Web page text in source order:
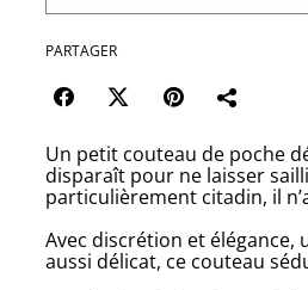
PARTAGER
Un petit couteau de poche
disparaît pour ne laisser
particulièrement citadin, il
Avec discrétion et
aussi délicat, ce couteau